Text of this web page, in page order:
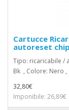
Cartucce
autoreset chip
Tipo: ricaricabile /
Bk , Colore: Nero ,
32,80€
Imponibile: 26,89€